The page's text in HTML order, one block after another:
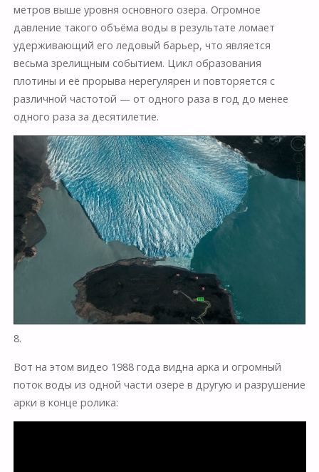
метров выше уровня основного озера. Огромное
давление такого объёма воды в результате ломает
удерживающий его ледовый барьер, что является
весьма зрелищным событием. Цикл образования
плотины и её прорыва нерегулярен и повторяется с
различной частотой — от одного раза в год до менее
одного раза за десятилетие.
8.
Вот на этом видео 1988 года видна арка и огромный
поток воды из одной части озере в другую и разрушение
арки в конце ролика: